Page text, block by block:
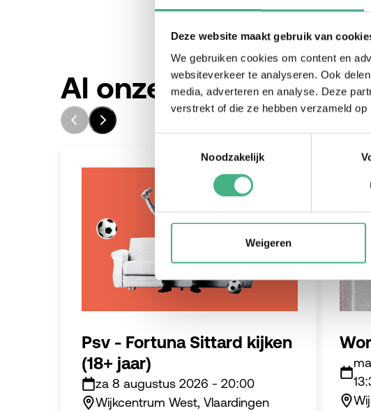
Deze website maakt gebruik van
We gebruiken cookies om content en
websiteverkeer te analyseren. Ook
media, adverteren en analyse. Deze
verstrekt of die ze hebben verzameld
Noodzakelijk
Weigeren
Al onze activiteiten
Psv - Fortuna Sittard kijken
(18+ jaar)
za 8 augustus 2026 - 20:00
Wijkcentrum West, Vlaardingen
#jongeren